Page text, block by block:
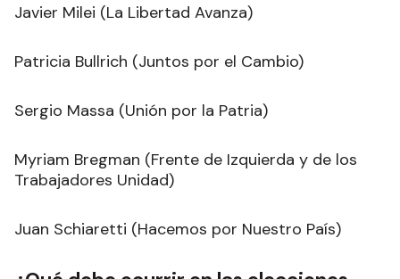
Javier Milei (La Libertad Avanza)
Patricia Bullrich (Juntos por el Cambio)
Sergio Massa (Unión por la Patria)
Myriam Bregman (Frente de Izquierda y de los
Trabajadores Unidad)
Juan Schiaretti (Hacemos por Nuestro País)